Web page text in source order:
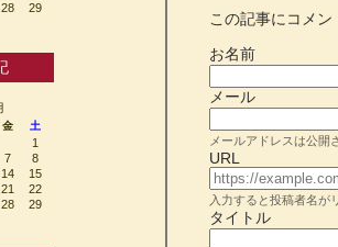
この記事にコメン
お名前
メール
メールアドレスは公開
URL
入力すると投稿者名が
タイトル
28
29
金 土
1
7
8
14
15
21
22
28
29